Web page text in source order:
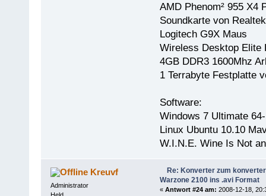
AMD Phenom² 955 X4
Soundkarte von
Logitech G9X Maus
Wireless Desktop Elite
4GB DDR3 1600Mhz
1 Terrabyte Festplatte
Software:
Windows 7 Ultimate
Linux Ubuntu 10.10
W.I.N.E. Wine Is Not
Kreuvf
Administrator
Held
Re: Konverter zum
Warzone 2100 ins .avi Format
« Antwort #24 am: 2008-12-18,